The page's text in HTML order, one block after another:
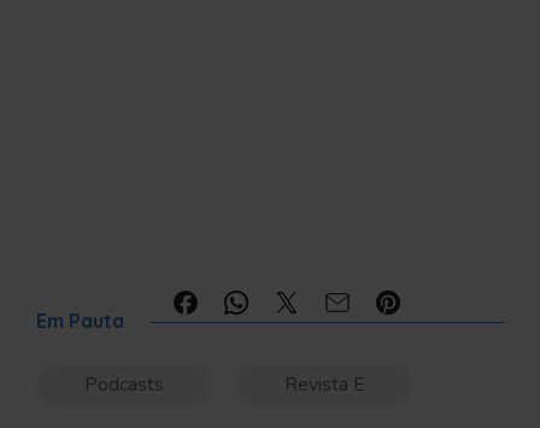
Em Pauta
Podcasts Revista E